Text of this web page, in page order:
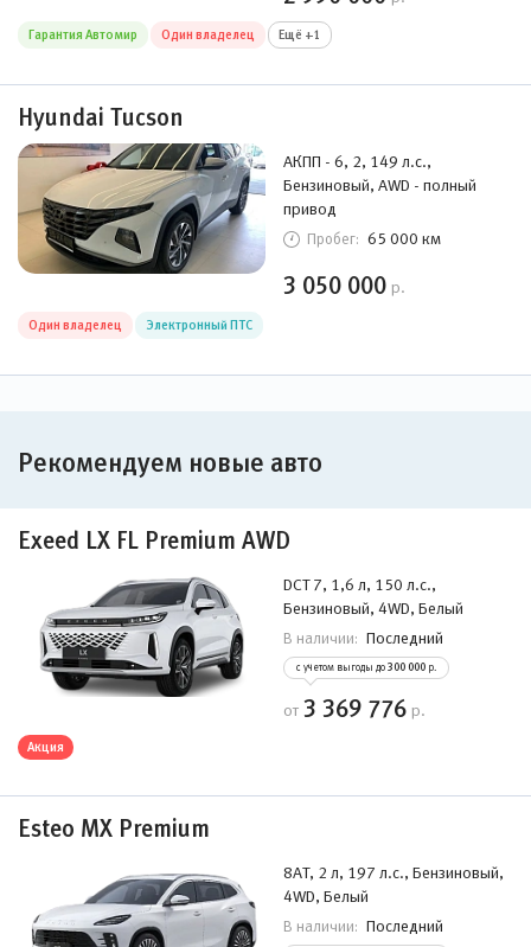
Гарантия Автомир Один владелец Ещё +1
Hyundai Tucson
АКПП - 6, 2, 149 л.с.,
Бензиновый, AWD - полный
привод
Пробег: 65 000 км
3 050 000 р.
Один владелец Электронный ПТС
Рекомендуем новые авто
Exeed LX FL Premium AWD
DCT 7, 1,6 л, 150 л.с.,
Бензиновый, 4WD, Белый
В наличии: Последний
с учетом выгоды до 300 000 р.
от 3 369 776 р.
Акция
Esteo MX Premium
8AT, 2 л, 197 л.с., Бензиновый,
4WD, Белый
В наличии: Последний